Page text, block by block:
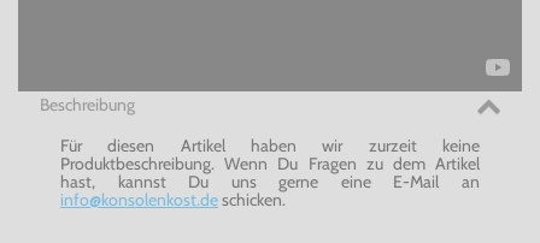
Beschreibung
Für diesen Artikel haben wir zurzeit keine
Produktbeschreibung. Wenn Du Fragen zu dem Artikel
hast, kannst Du uns gerne eine E-Mail an
info@konsolenkost.deschicken.